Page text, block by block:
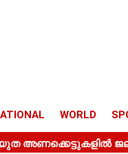
WORLD